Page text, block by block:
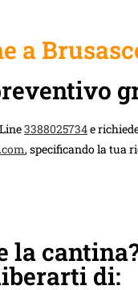
a
3388025734e
, specificando la tua
la
di: